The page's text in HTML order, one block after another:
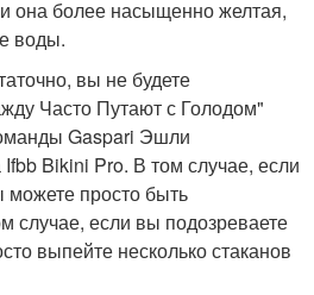
она более насыщенно желтая,
воды.
вы не будете
Часто Путают с Голодом"
Gaspari Эшли
Ifbb Bikini Pro. В том случае, если
можете просто быть
случае, если вы подозреваете
выпейте несколько стаканов